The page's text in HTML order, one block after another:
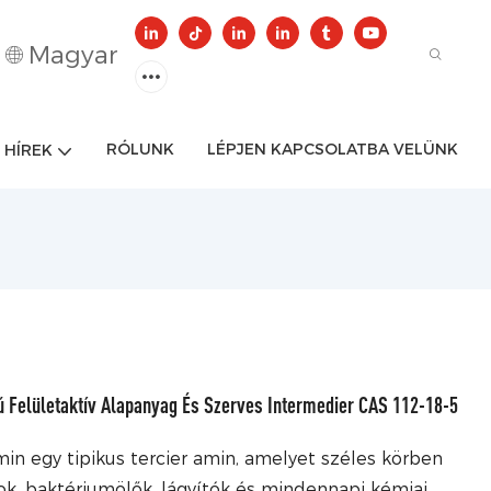
Magyar
HÍREK RÓLUNK LÉPJEN KAPCSOLATBA VELÜNK
Alapanyag És Szerves Intermedier CAS 112-18-5
egy tipikus tercier amin, amelyet széles körben